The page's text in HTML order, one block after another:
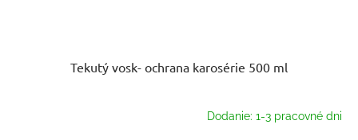
Tekutý vosk- ochrana karosérie 500 ml
Dodanie: 1-3 pracovné dni